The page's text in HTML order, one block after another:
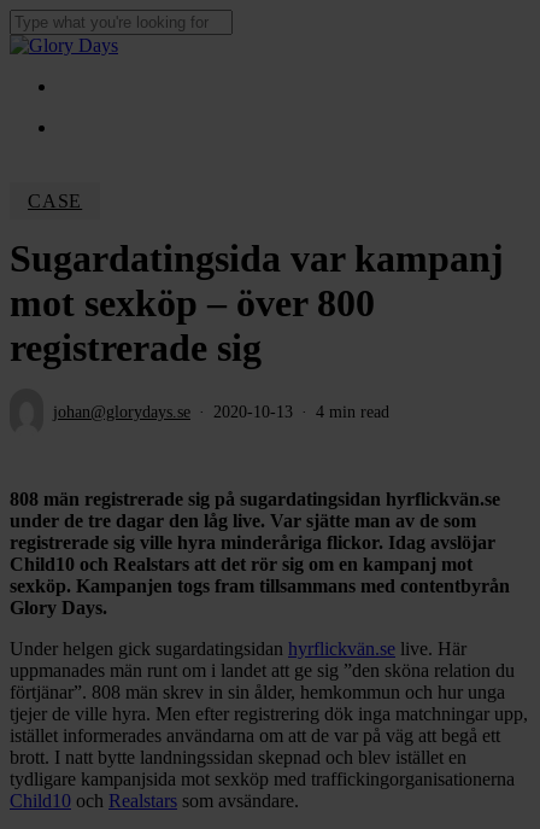
Skip
to
content
Close
Menu
CASE
Sugardatingsida var kampanj
mot sexköp – över 800
registrerade sig
johan@glorydays.se 2020-10-13 4 min read
808 män registrerade sig på sugardatingsidan hyrflickvän.se
under de tre dagar den låg live. Var sjätte man av de som
registrerade sig ville hyra minderåriga flickor. Idag avslöjar
Child10 och Realstars att det rör sig om en kampanj mot
sexköp. Kampanjen togs fram tillsammans med contentbyrån
Glory Days.
Under helgen gick sugardatingsidan hyrflickvän.se live. Här
uppmanades män runt om i landet att ge sig ”den sköna relation du
förtjänar”. 808 män skrev in sin ålder, hemkommun och hur unga
tjejer de ville hyra. Men efter registrering dök inga matchningar upp,
istället informerades användarna om att de var på väg att begå ett
brott. I natt bytte landningssidan skepnad och blev istället en
tydligare kampanjsida mot sexköp med traffickingorganisationerna
Child10 och Realstars som avsändare.